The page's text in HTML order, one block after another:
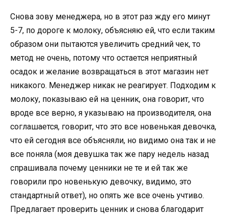
Снова зову менеджера, но в этот раз жду его минут
5-7, по дороге к молоку, объясняю ей, что если таким
образом они пытаются увеличить средний чек, то
метод не очень, потому что остается неприятный
осадок и желание возвращаться в этот магазин нет
никакого. Менеджер никак не реагирует. Подходим к
молоку, показываю ей на ценник, она говорит, что
вроде все верно, я указываю на производителя, она
соглашается, говорит, что это все новенькая девочка,
что ей сегодня все объясняли, но видимо она так и не
все поняла (моя девушка так же пару недель назад
спрашивала почему ценники не те и ей так же
говорили про новенькую девочку, видимо, это
стандартный ответ), но опять же все очень учтиво.
Предлагает проверить ценник и снова благодарит